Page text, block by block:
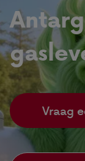
Vraag